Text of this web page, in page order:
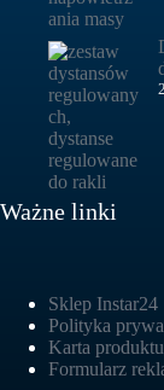
Ważne linki
Sklep Instar24
Polityka
Karta produktu
Formularz